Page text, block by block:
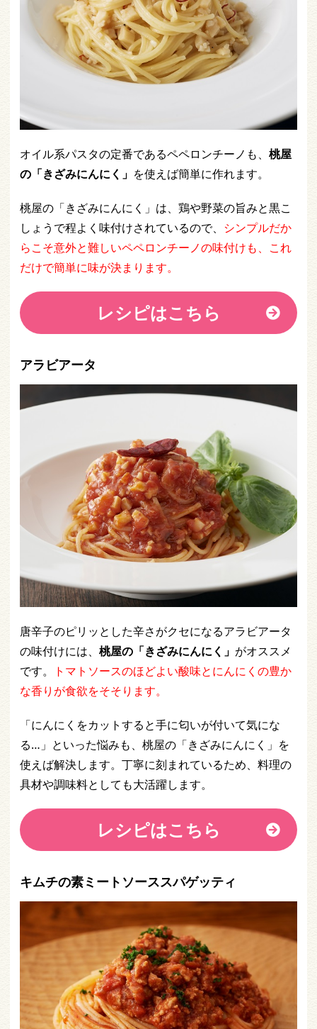
オイル系パスタの定番であるペペロンチーノも、 桃屋
の「きざみにんにく」 を使えば簡単に作れます。
桃屋の「きざみにんにく」は、鶏や野菜の旨みと黒こ
しょうで程よく味付けされているので、 シンプルだか
らこそ意外と難しいペペロンチーノの味付けも、これ
だけで簡単に味が決まります。
レシピはこちら
アラビアータ
唐辛子のピリッとした辛さがクセになるアラビアータ
の味付けには、 桃屋の「きざみにんにく」 がオススメ
です。
トマトソースのほどよい酸味とにんにくの豊か
な香りが食欲をそそります。
「にんにくをカットすると手に匂いが付いて気にな
る…」といった悩みも、桃屋の「きざみにんにく」を
使えば解決します。丁寧に刻まれているため、料理の
具材や調味料としても大活躍します。
レシピはこちら
キムチの素ミートソーススパゲッティ